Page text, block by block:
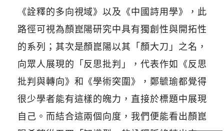
《詮釋的多向視域》以及《中國詩用學》，此
路徑可視為顏崑陽研究中具有獨創性與開拓性
的系列；其次是顏崑陽以其「顏大刀」之名，
向眾人展現的「反思批判」，代表作如《反思
批判與轉向》和《學術突圍》，鄭毓瑜都覺得
很少學者能有這樣的魄力，直接於標題中展現
自己。而結合這兩個向度，我們便能看出顏崑